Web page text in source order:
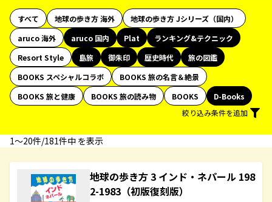
すべて 地球の歩き方 海外
地球の歩き方 Jシリーズ（国内）
aruco 海外
aruco 国内 Plat
ランキング&テクニック
Resort Style
島旅 御朱印 歴史時代
旅の図鑑
BOOKS スペシャルコラボ
BOOKS 旅の名言＆絶景
BOOKS 旅と健康
BOOKS 旅の読み物 BOOKS
D-Books
絞り込み条件を追加
1〜20件/181件中 を表示
地球の歩き方 3 インド・ネパール 198
2-1983（初版復刻版）